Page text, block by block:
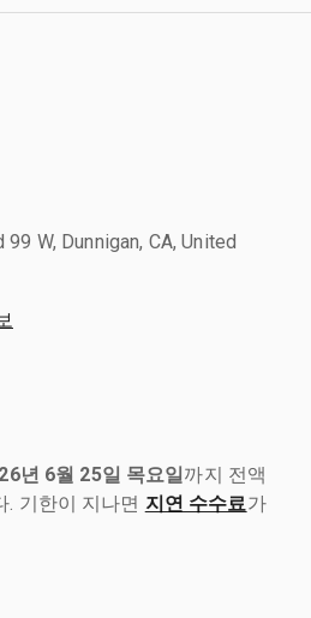
99 W, Dunnigan, CA, United
년 6월 25일 목요일까지 전액
. 기한이 지나면 지연 수수료 가